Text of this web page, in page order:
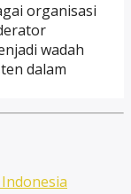
organisasi
wadah
dalam